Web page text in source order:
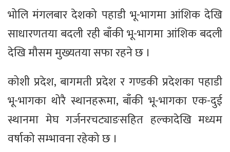
भोलि मंगलबार देशको पहाडी भू-भागमा आंशिक देखि
साधारणतया बदली रही बाँकी भू-भागमा आंशिक बदली
देखि मौसम मुख्यतया सफा रहने छ ।
कोशी प्रदेश, बागमती प्रदेश र गण्डकी प्रदेशका पहाडी
भू-भागका थोरै स्थानहरूमा, बाँकी भू-भागका एक-दुई
स्थानमा मेघ गर्जनरचट्याङसहित हल्कादेखि मध्यम
वर्षाको सम्भावना रहेको छ ।